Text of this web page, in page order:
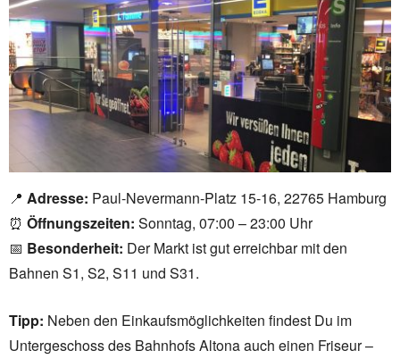
📍 Adresse: Paul-Nevermann-Platz 15-16, 22765 Hamburg
⏰ Öffnungszeiten: Sonntag, 07:00 – 23:00 Uhr
📅 Besonderheit: Der Markt ist gut erreichbar mit den
Bahnen S1, S2, S11 und S31.
Tipp: Neben den Einkaufsmöglichkeiten findest Du im
Untergeschoss des Bahnhofs Altona auch einen Friseur –